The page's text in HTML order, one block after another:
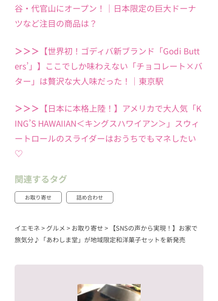
谷・代官山にオープン！｜日本限定の巨大ドーナ
ツなど注目の商品は？
＞＞＞ 【世界初！ゴディバ新ブランド「Godi Butt
ers’」】ここでしか味わえない「チョコレート×バ
ター」は贅沢な大人味だった！｜東京駅
＞＞＞ 【日本に本格上陸！】アメリカで大人気「K
ING’S HAWAIIAN＜キングスハワイアン＞」スウィ
ートロールのスライダーはおうちでもマネしたい
♡
関連するタグ
お取り寄せ 詰め合わせ
イエモネ > グルメ > お取り寄せ > 【SNSの声から実現！】お家で
旅気分♪「あわしま堂」が地域限定和洋菓子セットを新発売